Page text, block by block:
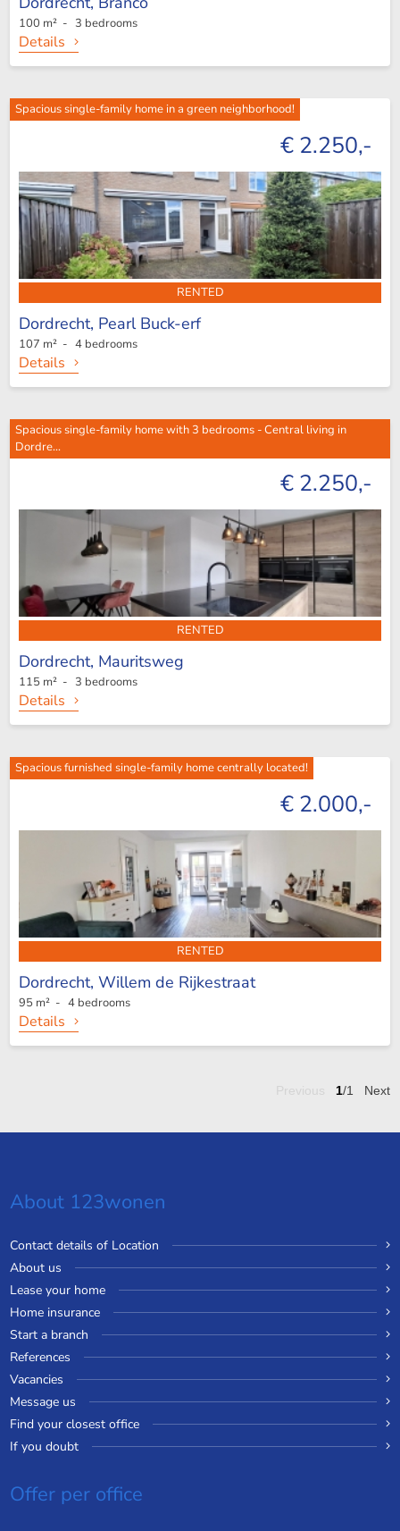
100 m² - 3 bedrooms
Details
Spacious single-family home in a green neighborhood!
€ 2.250,-
RENTED
Dordrecht, Pearl Buck-erf
107 m² - 4 bedrooms
Details
Spacious single-family home with 3 bedrooms - Central living in
Dordre...
€ 2.250,-
RENTED
Dordrecht, Mauritsweg
115 m² - 3 bedrooms
Details
Spacious furnished single-family home centrally located!
€ 2.000,-
RENTED
Dordrecht, Willem de Rijkestraat
95 m² - 4 bedrooms
Details
1/1 Next
About 123wonen
Contact details of Location
About us
Lease your home
Home insurance
Start a branch
References
Vacancies
Message us
Find your closest office
If you doubt
Offer per office